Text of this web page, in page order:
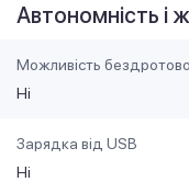
Автономність і
Можливість
Ні
Зарядка від USB
Ні